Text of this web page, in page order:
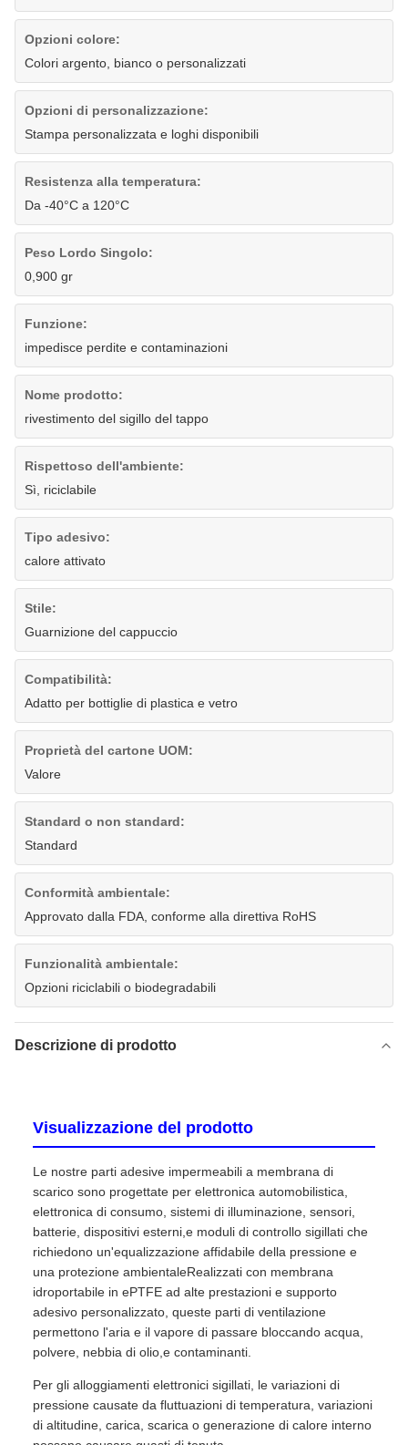
Opzioni colore:
Colori argento, bianco o personalizzati
Opzioni di personalizzazione:
Stampa personalizzata e loghi disponibili
Resistenza alla temperatura:
Da -40°C a 120°C
Peso Lordo Singolo:
0,900 gr
Funzione:
impedisce perdite e contaminazioni
Nome prodotto:
rivestimento del sigillo del tappo
Rispettoso dell'ambiente:
Sì, riciclabile
Tipo adesivo:
calore attivato
Stile:
Guarnizione del cappuccio
Compatibilità:
Adatto per bottiglie di plastica e vetro
Proprietà del cartone UOM:
Valore
Standard o non standard:
Standard
Conformità ambientale:
Approvato dalla FDA, conforme alla direttiva RoHS
Funzionalità ambientale:
Opzioni riciclabili o biodegradabili
Descrizione di prodotto
Visualizzazione del prodotto
Le nostre parti adesive impermeabili a membrana di
scarico sono progettate per elettronica automobilistica,
elettronica di consumo, sistemi di illuminazione, sensori,
batterie, dispositivi esterni,e moduli di controllo sigillati che
richiedono un'equalizzazione affidabile della pressione e
una protezione ambientaleRealizzati con membrana
idroportabile in ePTFE ad alte prestazioni e supporto
adesivo personalizzato, queste parti di ventilazione
permettono l'aria e il vapore di passare bloccando acqua,
polvere, nebbia di olio,e contaminanti.
Per gli alloggiamenti elettronici sigillati, le variazioni di
pressione causate da fluttuazioni di temperatura, variazioni
di altitudine, carica, scarica o generazione di calore interno